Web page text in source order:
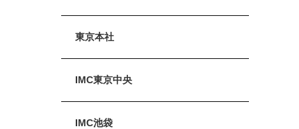
東京本社
IMC東京中央
IMC池袋